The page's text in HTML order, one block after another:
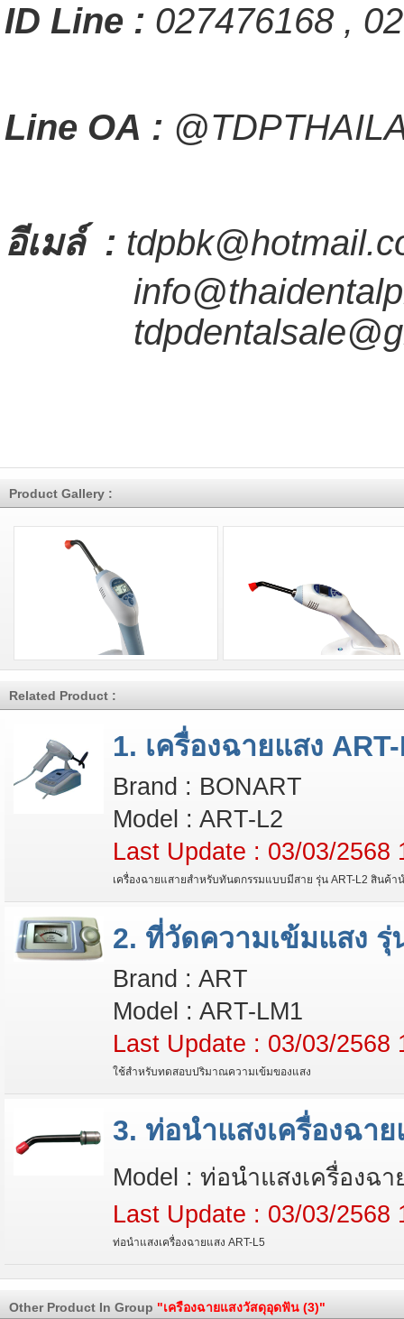
ID Line : 027476168 ,
Line OA :
อีเมล์:
Product Gallery :
Related Product :
1. เครื่องฉายแสง
Brand : BONART
Model : ART-L2
Last Update : 03/03/2568
เครื่องฉายแสายสำหรับทันตกรรมแบบมีสาย รุ่น ART-L2 สินค้า
2. ที่วัดความเข้มแสง รุ่
Brand : ART
Model : ART-LM1
Last Update : 03/03/2568
ใช้สำหรับทดสอบปริมาณความเข้มของแสง
3. ท่อนำแสงเครื่องฉา
Model : ท่อนำแสงเครื่องฉา
Last Update : 03/03/2568
ท่อนำแสงเครื่องฉายแสง ART-L5
Other Product In Group "เครืองฉายแสงวัสดุอุดฟัน (3)"